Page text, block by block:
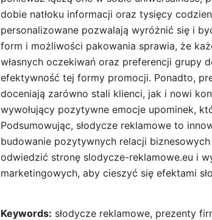
dobie natłoku informacji oraz tysięcy
personalizowane pozwalają wyróżnić się i
form i możliwości pakowania sprawia, że
własnych oczekiwań oraz preferencji grupy
efektywność tej formy promocji. Ponadto,
doceniają zarówno stali klienci, jak i nowi
wywołujący pozytywne emocje upominek,
Podsumowując, słodycze reklamowe to
budowanie pozytywnych relacji
odwiedzić stronę slodycze-reklamowe.eu i
marketingowych, aby cieszyć się efektami
Keywords: słodycze reklamowe, prezenty